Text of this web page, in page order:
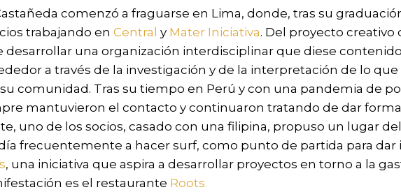
comenzó a fraguarse en Lima, donde, tras su
trabajando en Central y Mater Iniciativa. Del proyecto creativo
desarrollar una organización interdisciplinar que diese
a través de la investigación y de la interpretación de lo
comunidad. Tras su tiempo en Perú y con una pandemia de
mantuvieron el contacto y continuaron tratando de dar
uno de los socios, casado con una filipina, propuso un lugar
frecuentemente a hacer surf, como punto de partida para
, una iniciativa que aspira a desarrollar proyectos en torno a la
es el restaurante Roots.